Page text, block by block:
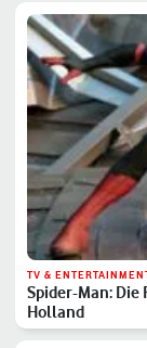
TV &
Spider-Man:
Holland